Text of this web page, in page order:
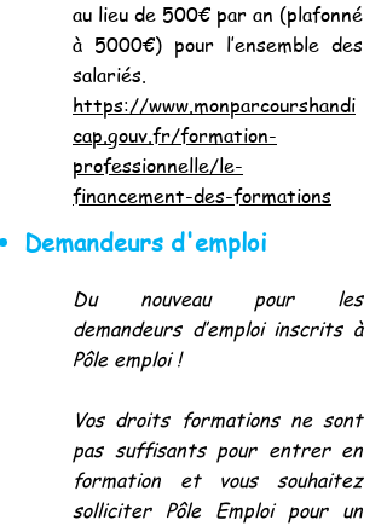
au lieu de 500€ par an (plafonné
à 5000€) pour l’ensemble des
salariés.
https://www.monparcourshandi
cap.gouv.fr/formation-
professionnelle/le-
financement-des-formations
Demandeurs d'emploi
Du nouveau pour les
demandeurs d’emploi inscrits à
Pôle emploi !
Vos droits formations ne sont
pas suffisants pour entrer en
formation et vous souhaitez
solliciter Pôle Emploi pour un